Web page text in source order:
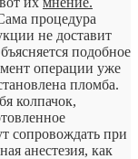
процедура
не доставит
подобное
операции уже
пломба.
колпачок,
сопровождать при
анестезия, как